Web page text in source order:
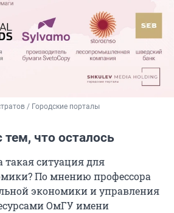
/ Городские порталы
тем, что осталось
такая ситуация для
По мнению профессора
экономики и управления
ОмГУ имени